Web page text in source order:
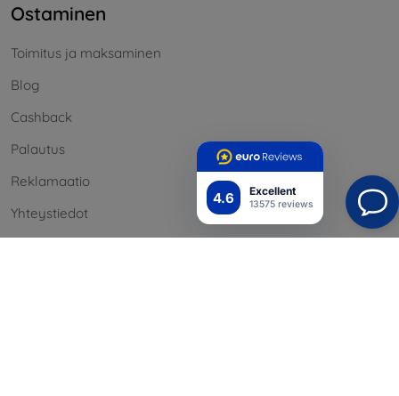
4.6 Excellent
13575 reviews
Ostaminen
Toimitus ja maksaminen
Blog
Cashback
Palautus
Reklamaatio
Yhteystiedot